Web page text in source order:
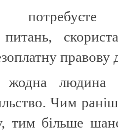
правову
жодна людина
Чим
тим більше